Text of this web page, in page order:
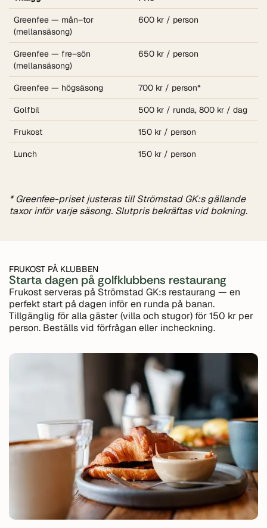
Greenfee — mån–tor
(mellansäsong)
600 kr / person
Greenfee — fre–sön
(mellansäsong)
650 kr / person
Greenfee — högsäsong 700 kr / person*
Golfbil 500 kr / runda, 800 kr / dag
Frukost 150 kr / person
Lunch 150 kr / person
* Greenfee-priset justeras till Strömstad GK:s gällande
taxor inför varje säsong. Slutpris bekräftas vid bokning.
FRUKOST PÅ KLUBBEN
Starta dagen på golfklubbens restaurang
Frukost serveras på Strömstad GK:s restaurang — en
perfekt start på dagen inför en runda på banan.
Tillgänglig för alla gäster (villa och stugor) för 150 kr per
person. Beställs vid förfrågan eller incheckning.